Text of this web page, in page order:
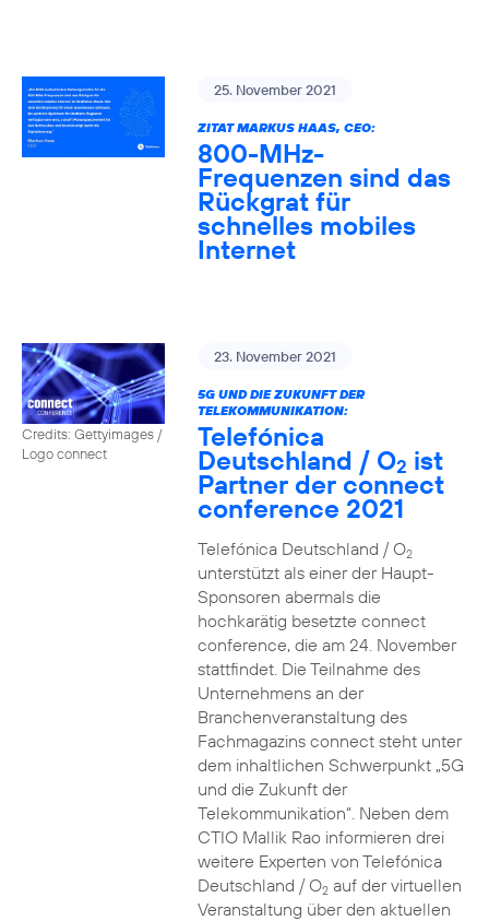
25. November 2021
ZITAT MARKUS HAAS, CEO:
800-MHz-
Frequenzen sind das
Rückgrat für
schnelles mobiles
Internet
Credits: Gettyimages /
Logo connect
23. November 2021
5G UND DIE ZUKUNFT DER
TELEKOMMUNIKATION:
Telefónica
Deutschland / O2 ist
Partner der connect
conference 2021
Telefónica Deutschland / O2
unterstützt als einer der Haupt-
Sponsoren abermals die
hochkarätig besetzte connect
conference, die am 24. November
stattfindet. Die Teilnahme des
Unternehmens an der
Branchenveranstaltung des
Fachmagazins connect steht unter
dem inhaltlichen Schwerpunkt „5G
und die Zukunft der
Telekommunikation“. Neben dem
CTIO Mallik Rao informieren drei
weitere Experten von Telefónica
Deutschland / O2auf der virtuellen
Veranstaltung über den aktuellen